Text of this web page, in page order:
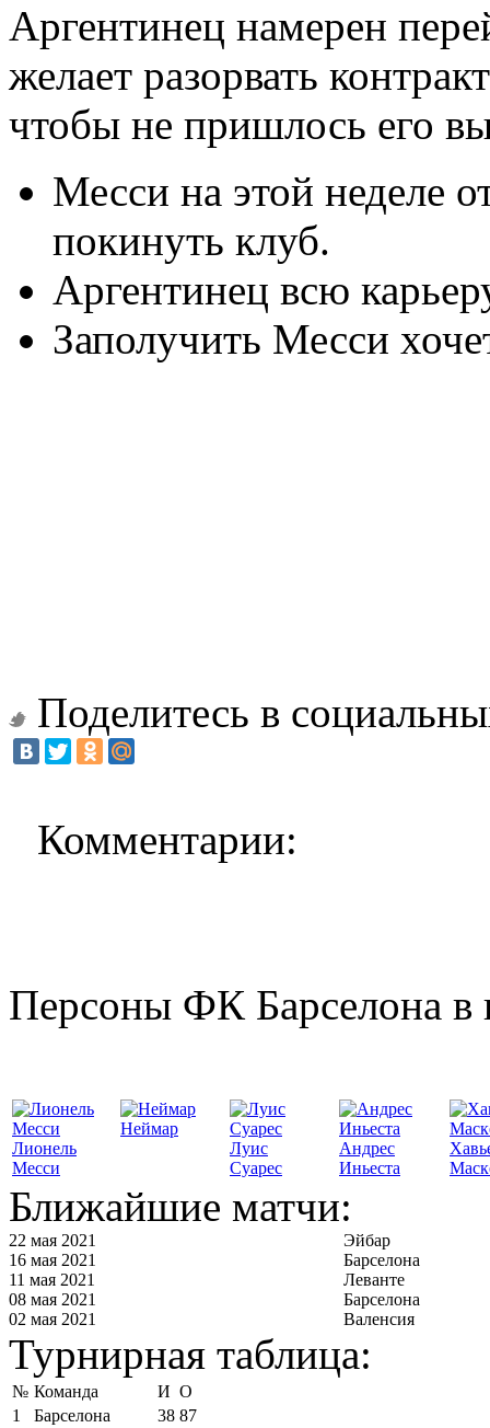
Аргентинец намерен
желает разорвать
чтобы не пришлось его
Месси на этой неделе
покинуть клуб.
Аргентинец всю
Заполучить Месси
Поделитесь в
Комментарии:
Персоны ФК Барселона в
Лионель
Месси
Неймар
Луис
Суарес
Андрес
Иньеста
Ближайшие матчи:
22 мая 2021
Эйбар
16 мая 2021
Барселона
11 мая 2021
Леванте
08 мая 2021
Барселона
02 мая 2021
Валенсия
Турнирная таблица:
№ Команда И О
1
Барселона 38 87